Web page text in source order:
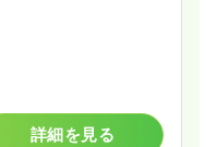
詳細を見る